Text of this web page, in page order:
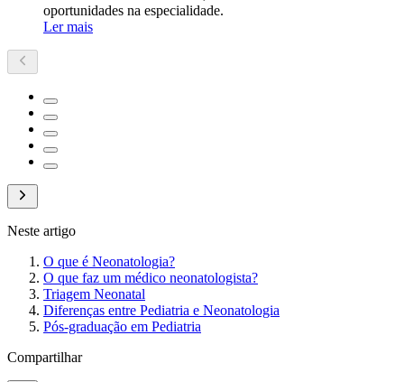
oportunidades na especialidade.
Ler mais
Neste artigo
O que é Neonatologia?
O que faz um médico neonatologista?
Triagem Neonatal
Diferenças entre Pediatria e Neonatologia
Pós-graduação em Pediatria
Compartilhar